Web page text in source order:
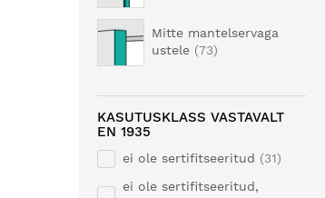
Mitte mantelservaga
ustele
73
KASUTUSKLASS VASTAVALT
EN 1935
ei ole sertifitseeritud
31
ei ole sertifitseeritud,